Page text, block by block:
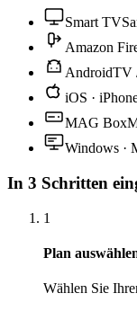
Smart TV
Amazon
AndroidTV
iOS ·
MAG Box
Windows ·
In 3 Schritten
1
Plan
Wählen Sie